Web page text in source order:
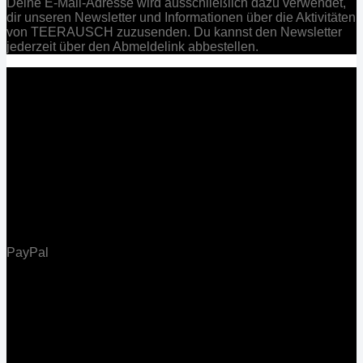
dir unseren Newsletter und Informationen über die Aktivitäten
von TEERAUSCH zuzusenden. Du kannst den Newsletter
jederzeit über den Abmeldelink abbestellen.
PayPal